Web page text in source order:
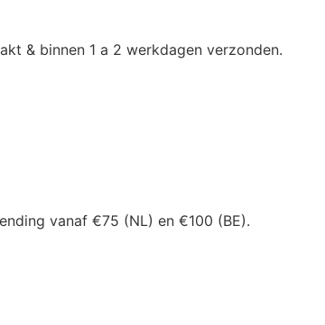
& binnen 1 a 2 werkdagen verzonden.
vanaf €75 (NL) en €100 (BE).